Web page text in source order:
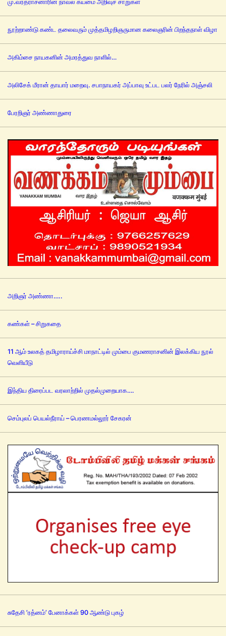
மு.வரதராசனாரின் நாவல் கயமை அறிவுச் சாறுகள்
நூற்றாண்டு கண்ட தலைவரும் முத்தமிழறிஞருமான கலைஞரின் பிறந்தநாள் விழா
அகிம்சை நாயகனின் அமரத்துவ நாளில்…
அலிசேக் மீரான் தாயார் மறைவு. சபாநாயகர் அப்பாவு உட்பட பலர் நேரில் அஞ்சலி
பேரறிஞர் அண்ணாதுரை
அறிஞர் அண்ணா…..
கண்கள் – சிறுகதை
11 ஆம் உலகத் தமிழாராய்ச்சி மாநாட்டில் மும்பை குமணராசனின் இலக்கிய நூல்
வெளியீடு
இந்திய திரைப்பட வரலாற்றில் முதல்முறையாக….
செம்புலப் பெயல்நீராய் – பெரணமல்லூர் சேகரன்
சுதேசி ’ரத்னம்’ பேனாக்கள் 90 ஆண்டு புகழ்